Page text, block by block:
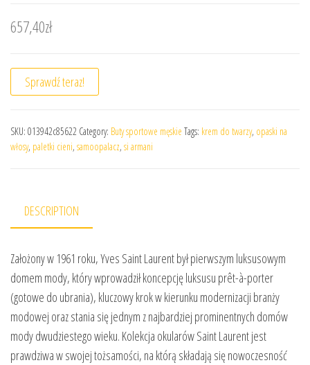
657,40zł
Sprawdź teraz!
SKU: 013942c85622 Category: Buty sportowe męskie Tags: krem do twarzy, opaski na
włosy, paletki cieni, samoopalacz, si armani
DESCRIPTION
Założony w 1961 roku, Yves Saint Laurent był pierwszym luksusowym
domem mody, który wprowadził koncepcję luksusu prêt-à-porter
(gotowe do ubrania), kluczowy krok w kierunku modernizacji branży
modowej oraz stania się jednym z najbardziej prominentnych domów
mody dwudziestego wieku. Kolekcja okularów Saint Laurent jest
prawdziwa w swojej tożsamości, na którą składają się nowoczesność